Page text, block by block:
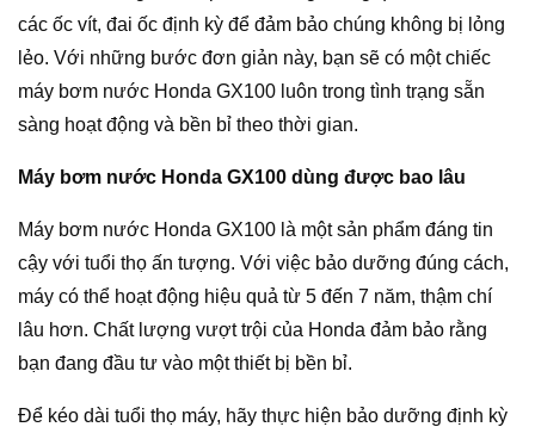
các ốc vít, đai ốc định kỳ để đảm bảo chúng không bị lỏng
lẻo. Với những bước đơn giản này, bạn sẽ có một chiếc
máy bơm nước Honda GX100 luôn trong tình trạng sẵn
sàng hoạt động và bền bỉ theo thời gian.
Máy bơm nước Honda GX100 dùng được bao lâu
Máy bơm nước Honda GX100 là một sản phẩm đáng tin
cậy với tuổi thọ ấn tượng. Với việc bảo dưỡng đúng cách,
máy có thể hoạt động hiệu quả từ 5 đến 7 năm, thậm chí
lâu hơn. Chất lượng vượt trội của Honda đảm bảo rằng
bạn đang đầu tư vào một thiết bị bền bỉ.
Để kéo dài tuổi thọ máy, hãy thực hiện bảo dưỡng định kỳ